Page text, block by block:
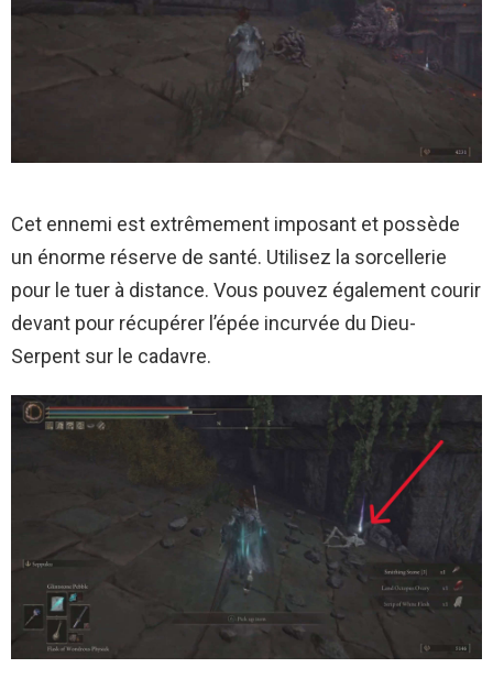
Cet ennemi est extrêmement imposant et possède
un énorme réserve de santé. Utilisez la sorcellerie
pour le tuer à distance. Vous pouvez également courir
devant pour récupérer l’épée incurvée du Dieu-
Serpent sur le cadavre.